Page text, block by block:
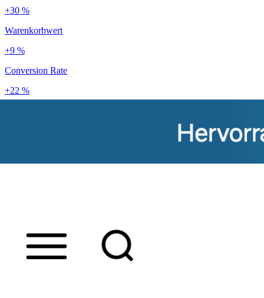
+30 %
Warenkorbwert
+9 %
Conversion Rate
+22 %